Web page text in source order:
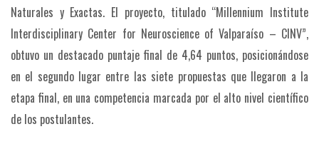
Naturales y Exactas. El proyecto, titulado “Millennium Institute
Interdisciplinary Center for Neuroscience of Valparaíso – CINV”,
obtuvo un destacado puntaje final de 4,64 puntos, posicionándose
en el segundo lugar entre las siete propuestas que llegaron a la
etapa final, en una competencia marcada por el alto nivel científico
de los postulantes.